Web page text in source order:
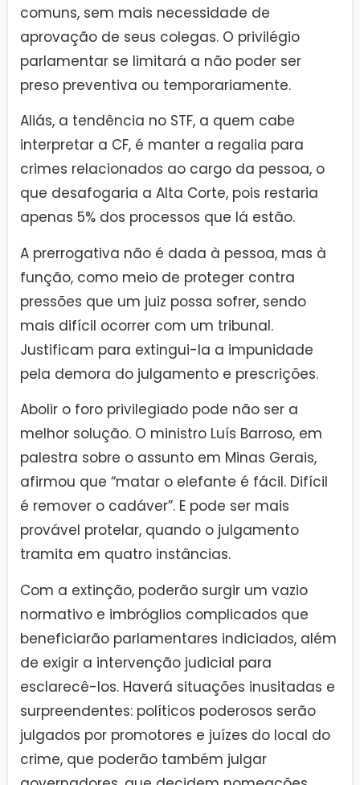
comuns, sem mais necessidade de
aprovação de seus colegas. O privilégio
parlamentar se limitará a não poder ser
preso preventiva ou temporariamente.
Aliás, a tendência no STF, a quem cabe
interpretar a CF, é manter a regalia para
crimes relacionados ao cargo da pessoa, o
que desafogaria a Alta Corte, pois restaria
apenas 5% dos processos que lá estão.
A prerrogativa não é dada à pessoa, mas à
função, como meio de proteger contra
pressões que um juiz possa sofrer, sendo
mais difícil ocorrer com um tribunal.
Justificam para extingui-la a impunidade
pela demora do julgamento e prescrições.
Abolir o foro privilegiado pode não ser a
melhor solução. O ministro Luís Barroso, em
palestra sobre o assunto em Minas Gerais,
afirmou que “matar o elefante é fácil. Difícil
é remover o cadáver”. E pode ser mais
provável protelar, quando o julgamento
tramita em quatro instâncias.
Com a extinção, poderão surgir um vazio
normativo e imbróglios complicados que
beneficiarão parlamentares indiciados, além
de exigir a intervenção judicial para
esclarecê-los. Haverá situações inusitadas e
surpreendentes: políticos poderosos serão
julgados por promotores e juízes do local do
crime, que poderão também julgar